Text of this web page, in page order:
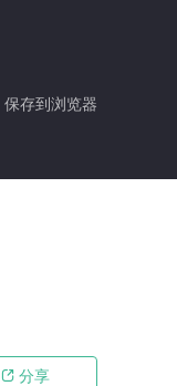
保存到浏览器
 分享